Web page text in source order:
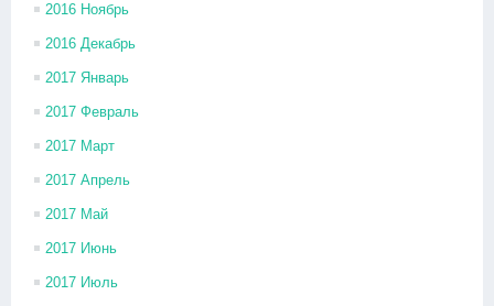
2016 Ноябрь
2016 Декабрь
2017 Январь
2017 Февраль
2017 Март
2017 Апрель
2017 Май
2017 Июнь
2017 Июль